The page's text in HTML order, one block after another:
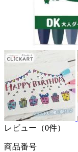
レビュー（0件）
商品番号